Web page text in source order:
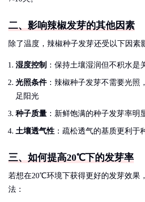
二、影响辣椒发芽的其他因素
除了温度，辣椒种子发芽还受以下因素
湿度控制 ：保持土壤湿润但不积水是
光照条件：辣椒种子发芽不需要光照
足阳光
种子质量 ：新鲜饱满的种子发芽率明
土壤透气性 ：疏松透气的基质更利于
三、如何提高20℃下的发芽率
若想在20℃环境下获得更好的发芽效果
法：